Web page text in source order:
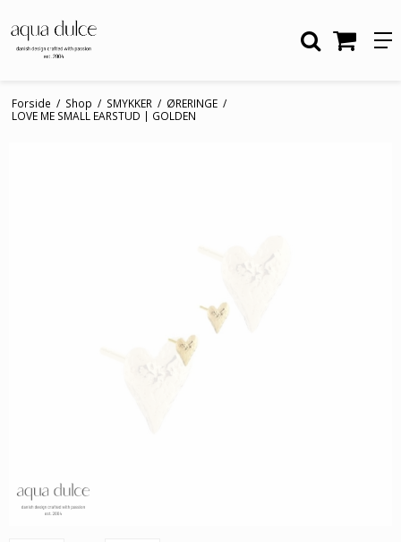
Forside / Shop / SMYKKER / ØRERINGE /
LOVE ME SMALL EARSTUD | GOLDEN